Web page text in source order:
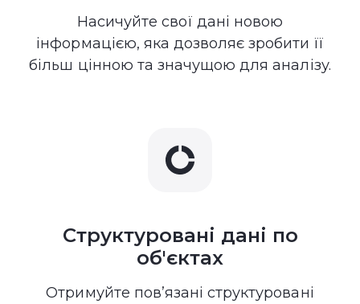
Насичуйте свої дані новою
інформацією, яка дозволяє зробити її
більш цінною та значущою для аналізу.
Структуровані дані по
об'єктах
Отримуйте пов’язані структуровані